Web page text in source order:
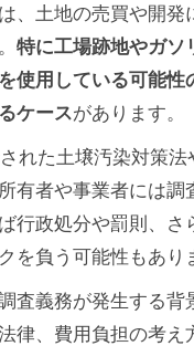
、土地の売買や開発
特に工場跡地やガソ
使用している可能性
ケースがあります。
れた土壌汚染対策法
有者や事業者には調
行政処分や罰則、さ
を負う可能性もあり
査義務が発生する背
律、費用負担の考え